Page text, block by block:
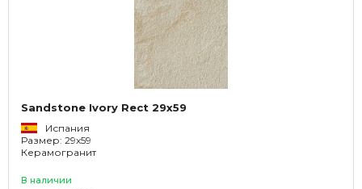
Sandstone Ivory Rect 29x59
Испания
Размер: 29x59
Керамогранит
В наличии